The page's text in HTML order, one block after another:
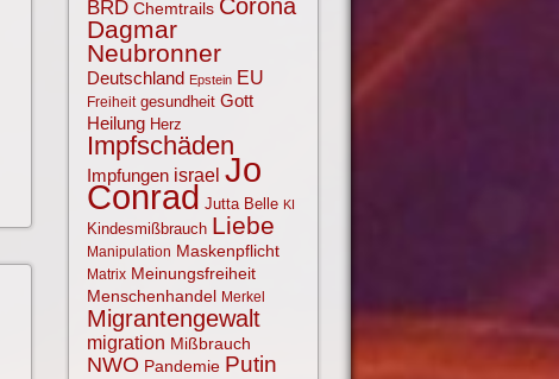
BRD Chemtrails
Dagmar
Neubronner
Deutschland Epstein EU
Freiheit gesundheit Gott
Heilung Herz
Impfschäden
Impfungen israel Jo
Conrad Jutta Belle KI
Kindesmißbrauch Liebe
Manipulation Maskenpflicht
Matrix Meinungsfreiheit
Menschenhandel Merkel
Migrantengewalt
migration Mißbrauch
NWO Pandemie Putin